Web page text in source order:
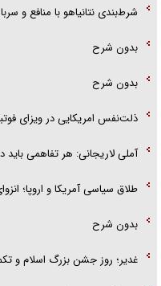
شرط‌بندی نتانیاهو با منافع و
بدون شرح
بدون شرح
ذلت‌نفس امریکایی در ویزای
آملی لاریجانی: هر تفاهمی
طلاق سیاسی آمریکا و اروپا؛
بدون شرح
غدیر؛ روز جشن بزرگ اسلام و